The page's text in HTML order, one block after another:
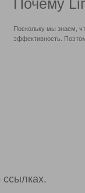
Почему
Поскольку мы знаем,
эффективность.